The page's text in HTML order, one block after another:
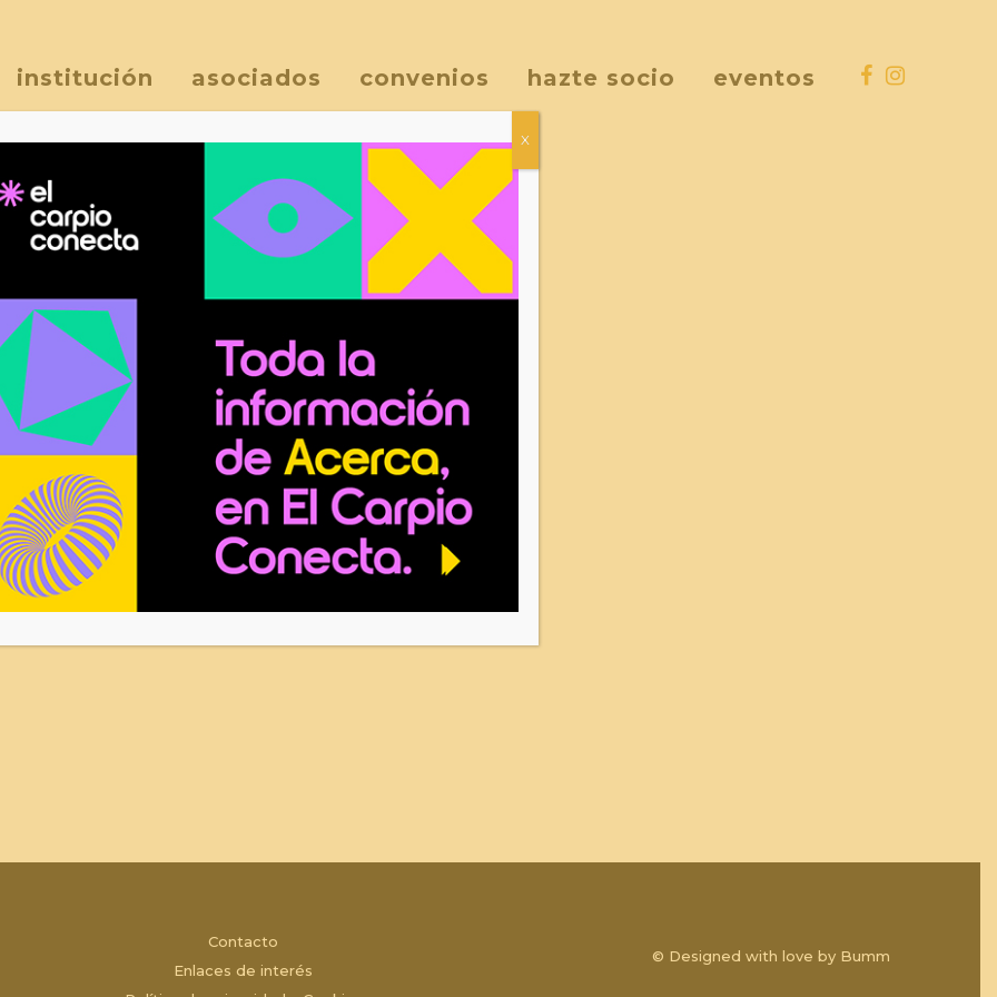
institución asociados convenios hazte socio eventos
Contacto
Enlaces de interés
© Designed with love by Bumm
X